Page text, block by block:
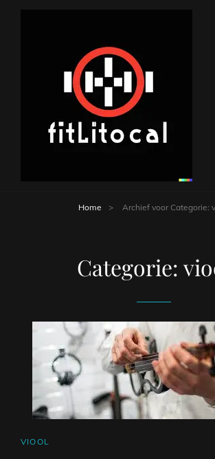
Home > Archief voor Categorie:
Categorie:
CAT
VIOOL